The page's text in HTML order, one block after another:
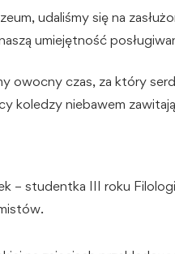
udaliśmy się na
umiejętność
owocny czas, za który
koledzy niebawem
– studentka III roku